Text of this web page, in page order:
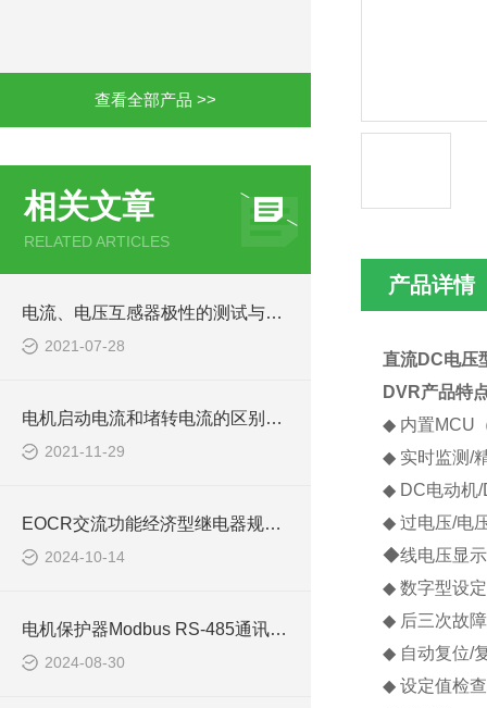
查看全部产品 >>
相关文章
RELATED ARTICLES
电流、电压互感器极性的测试与判定
2021-07-28
电机启动电流和堵转电流的区别EOCR马达保护器EOCR3DE
2021-11-29
EOCR交流功能经济型继电器规格说明SS SE2 AR DS1
2024-10-14
电机保护器Modbus RS-485通讯的详细解析I3DM
2024-08-30
产品详情
直流DC电压
DVR产品特
◆ 内置MCU
◆ 实时监测/
◆DC电动机/
◆ 过电压/电
◆线电压显
◆ 数字型设
◆ 后三次故
◆ 自动复位/
◆ 设定值检查